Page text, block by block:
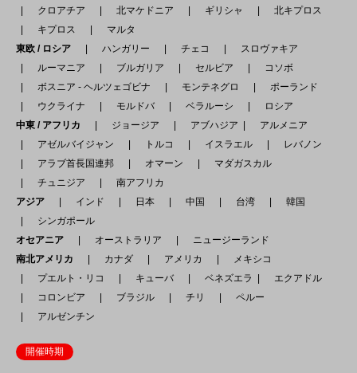
クロアチア
北マケドニア ギリシャ
北キプロス
キプロス
マルタ
東欧 / ロシア
ハンガリー チェコ
スロヴァキア
ルーマニア
ブルガリア セルビア
コソボ
ボスニア - ヘルツェゴビナ
モンテネグロ
ポーランド
ウクライナ
モルドバ ベラルーシ
ロシア
中東 / アフリカ
ジョージア アブハジア
アルメニア
アゼルバイジャン
トルコ イスラエル
レバノン
アラブ首長国連邦
オマーン
マダガスカル
チュニジア
南アフリカ
アジア
インド 日本 中国 台湾
韓国
シンガポール
オセアニア
オーストラリア
ニュージーランド
南北アメリカ
カナダ アメリカ
メキシコ
プエルト・リコ
キューバ ベネズエラ
エクアドル
コロンビア
ブラジル チリ
ペルー
アルゼンチン
開催時期